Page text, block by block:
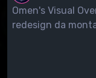
Omen's Visual
redesign da